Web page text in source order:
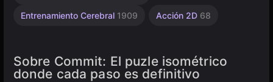
Entrenamiento Cerebral 1909 Acción 2D 68
Sobre Commit: El puzle isométrico
donde cada paso es definitivo